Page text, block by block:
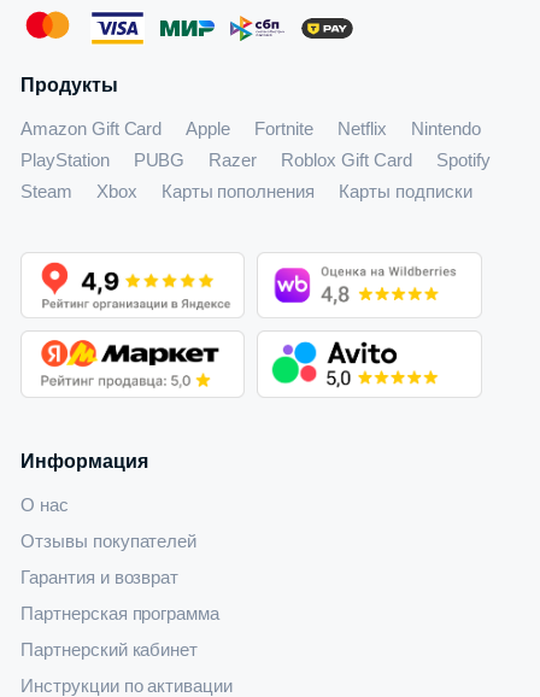
Продукты
Amazon Gift Card Apple Fortnite Netflix
Nintendo
PlayStation
PUBG Razer Roblox Gift Card
Spotify
Steam
Xbox Карты пополнения Карты подписки
Информация
О нас
Отзывы покупателей
Гарантия и возврат
Партнерская программа
Партнерский кабинет
Инструкции по активации